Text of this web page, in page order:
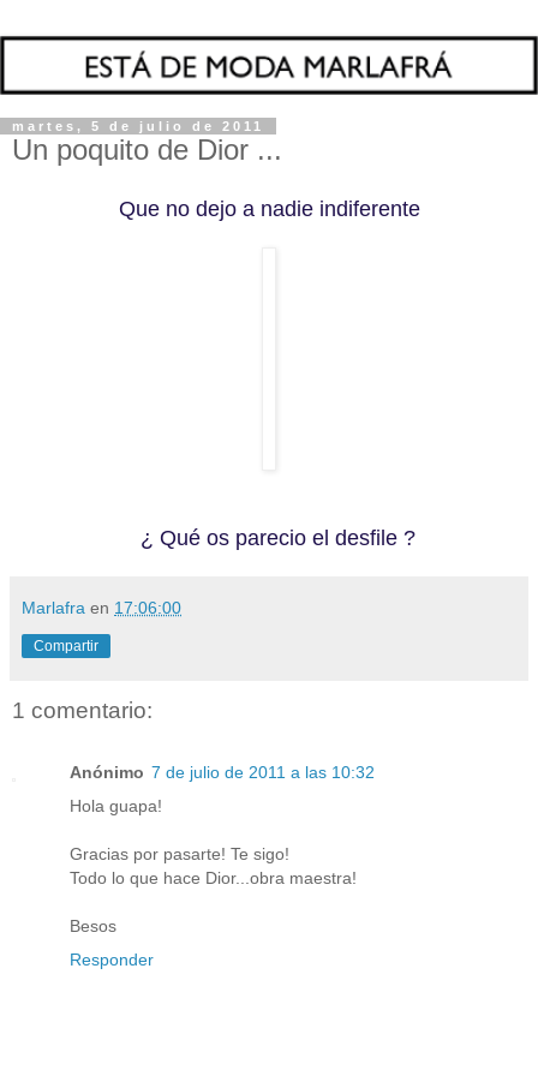
martes, 5 de julio de 2011
Un poquito de Dior ...
Que no dejo a nadie indiferente
¿ Qué os parecio el desfile ?
Marlafra en 17:06:00
Compartir
1 comentario:
Anónimo 7 de julio de 2011 a las 10:32
Hola guapa!
Gracias por pasarte! Te sigo!
Todo lo que hace Dior...obra maestra!
Besos
Responder